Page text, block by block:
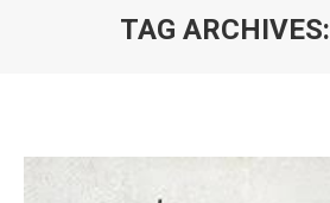
TAG ARCHIVES: